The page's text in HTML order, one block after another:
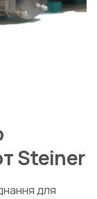
Steiner
для